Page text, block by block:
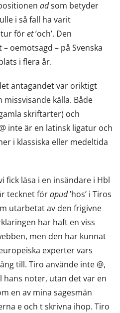
adsom betyder
i så fall ha varit
föret’och’. Den
oemotsagd – på Svenska
i flera år.
antagandet var oriktigt
källa. Både
skriftarter) och
inte är en latinsk ligatur och
i klassiska eller medeltida
fick läsa i en insändare i Hbl
tecknet förapud’hos’ i Tiros
utarbetat av den frigivne
har haft en viss
men den har kunnat
experter vars
till. Tiro använde inte @,
noter, utan det var en
en av mina sagesmän
e och t skrivna ihop. Tiro